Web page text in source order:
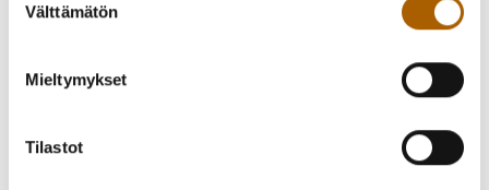
valinta
Välttämätön
Mieltymykset
Tilastot